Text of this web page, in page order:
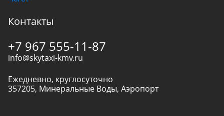
Контакты
+7 967 555-11-87
info@skytaxi-kmv.ru
Ежедневно, круглосуточно
357205, Минеральные Воды, Аэропорт